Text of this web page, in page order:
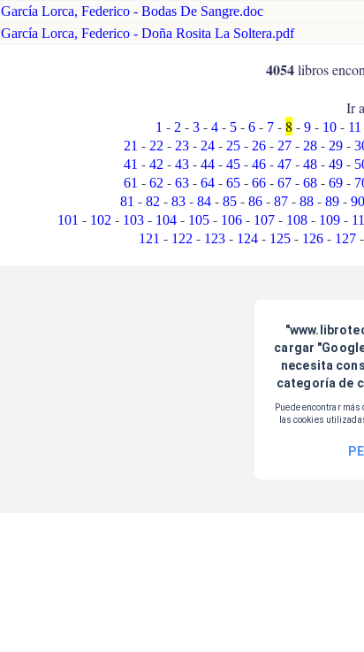
García Lorca, Federico - Bodas De Sangre.doc
García Lorca, Federico - Doña Rosita La Soltera.pdf
4054libros
Ir
1 - 2 - 3 - 4 - 5 - 6 - 7 - 8 - 9 - 10 - 11
21 - 22 - 23- 24- 25- 26- 27- 28- 29-
41 - 42 - 43- 44- 45- 46- 47- 48- 49-
61 - 62 - 63- 64- 65- 66- 67- 68- 69-
81 - 82 - 83- 84- 85- 86- 87- 88- 89- 90
101 - 102 - 103 - 104 - 105 - 106 - 107 - 108 - 109 -
121 - 122 - 123- 124- 125- 126- 127-